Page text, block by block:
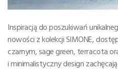
Inspiracją do poszukiwań
nowości z kolekcji SIMONE,
czarnym, sage green, terracota
i minimalistyczny design